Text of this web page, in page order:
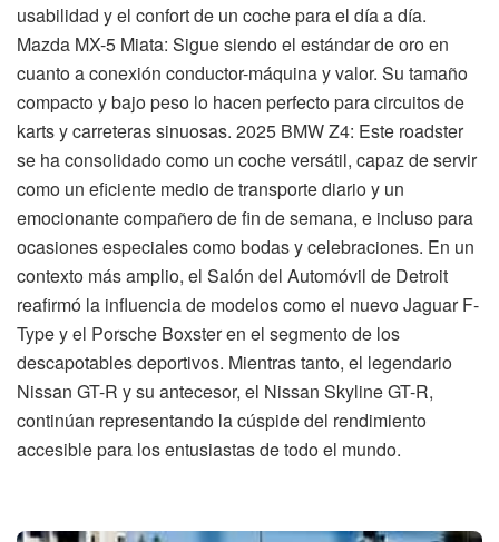
usabilidad y el confort de un coche para el día a día.
Mazda MX-5 Miata: Sigue siendo el estándar de oro en
cuanto a conexión conductor-máquina y valor. Su tamaño
compacto y bajo peso lo hacen perfecto para circuitos de
karts y carreteras sinuosas. 2025 BMW Z4: Este roadster
se ha consolidado como un coche versátil, capaz de servir
como un eficiente medio de transporte diario y un
emocionante compañero de fin de semana, e incluso para
ocasiones especiales como bodas y celebraciones. En un
contexto más amplio, el Salón del Automóvil de Detroit
reafirmó la influencia de modelos como el nuevo Jaguar F-
Type y el Porsche Boxster en el segmento de los
descapotables deportivos. Mientras tanto, el legendario
Nissan GT-R y su antecesor, el Nissan Skyline GT-R,
continúan representando la cúspide del rendimiento
accesible para los entusiastas de todo el mundo.